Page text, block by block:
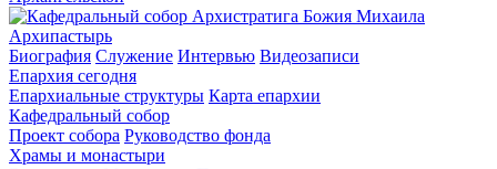
Архипастырь
Биография Служение Интервью Видеозаписи
Епархия сегодня
Епархиальные структуры Карта епархии
Кафедральный собор
Проект собора Руководство фонда
Храмы и монастыри